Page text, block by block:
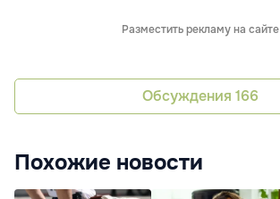
Разместить рекламу на сайте
Обсуждения 166
Похожие новости